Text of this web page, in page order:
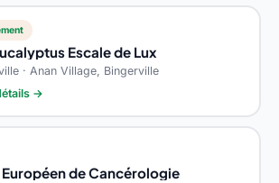
Escale de Lux
· Anan Village, Bingerville
→
de Cancérologie